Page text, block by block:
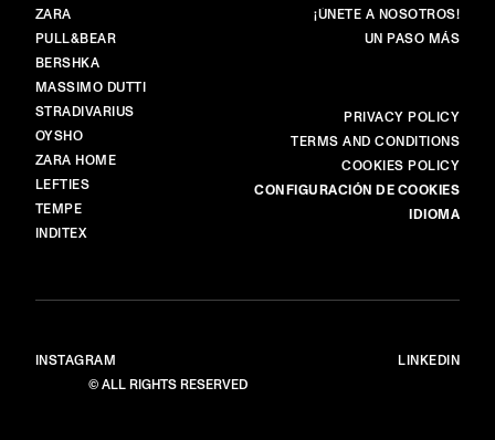
MARCAS
ZARA
PULL&BEAR
BERSHKA
MASSIMO DUTTI
STRADIVARIUS
OYSHO
ZARA HOME
LEFTIES
TEMPE
INDITEX
PRINCIPAL
¡ÚNETE A NOSOTROS!
UN PASO MÁS
PRIVACY POLICY
TERMS AND CONDITIONS
COOKIES POLICY
CONFIGURACIÓN DE COOKIES
IDIOMA
© ALL RIGHTS RESERVED
INSTAGRAM LINKEDIN